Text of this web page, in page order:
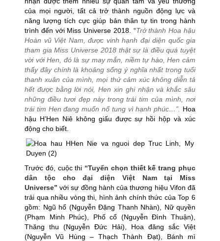
của mọi người, tất cả trở thành nguồn động lực và
năng lượng tích cực giúp bản thân tự tin trong hành
trình đến với Miss Universe 2018. “Trở thành Hoa hậu
Hoàn vũ Việt Nam, được vinh hạnh đại diện quốc gia
tham gia Miss Universe 2018 thật sự là điều quá tuyệt
vời với Hen, đó là sự may mắn, niềm tự hào, Hen cảm
thấy đây chính là khoảng sống ý nghĩa nhất trong tuổi
thanh xuân của mình, mọi thứ cảm xúc không diễn tả
hết được bằng lời nói, Hen xin ghi nhận và khắc sâu
những điều tươi đẹp này trong trái tim của mình, nơi
trái tim Hen đang muốn nổ tung vì hạnh phúc…”. Hoa
hậu H’Hen Niê không giấu được sự hồi hộp và xúc
động cho biết.
Trước đó, cuộc thi “Tuyển chọn thiết kế trang phục
dân tộc cho đại diện Việt Nam tại Miss
Universe”với sự đồng hành của thương hiệu Vifon đã
trải qua nhiều vòng thi, hình ảnh chính thức của Top 6
gồm: Ngũ hổ (Nguyễn Đặng Thanh Nhàn), Nữ quyền
(Phạm Minh Phúc), Phố cổ (Nguyễn Đình Thuận),
Thăng thu (Nguyễn Đức Hải), Hoa đăng sắc Việt
(Nguyễn Vũ Hùng – Thạch Thành Đạt), Bánh mì